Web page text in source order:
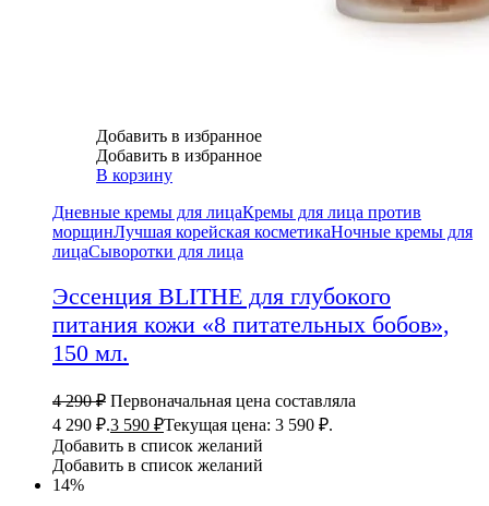
Добавить в избранное
Добавить в избранное
В корзину
Дневные кремы для лицаКремы для лица против
морщинЛучшая корейская косметикаНочные кремы для
лицаСыворотки для лица
Эссенция BLITHE для глубокого
питания кожи «8 питательных бобов»,
150 мл.
4 290₽ Первоначальная цена составляла
4 290 ₽.3 590 ₽Текущая цена: 3 590 ₽.
Добавить в список желаний
Добавить в список желаний
14%